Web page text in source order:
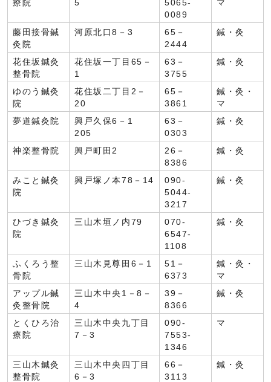
療院 5
5065-
0089
マ
藤田接骨鍼
灸院
河原北口8－3
65－
2444
鍼・灸
花住坂鍼灸
整骨院
花住坂一丁目65－
1
63－
3755
鍼・灸
ゆのう鍼灸
院
花住坂二丁目2－
20
65－
3861
鍼・灸・
マ
夢道鍼灸院
興戸久保6－1
205
63－
0303
鍼・灸
神楽整骨院 興戸町田2
26－
8386
鍼・灸
みこと鍼灸
院
興戸塚ノ本78－14
090-
5044-
3217
鍼・灸
ひづき鍼灸
院
三山木垣ノ内79
070-
6547-
1108
鍼・灸
ふくろう整
骨院
三山木見尊田6－1
51－
6373
鍼・灸・
マ
アップル鍼
灸整骨院
三山木中央1－8－
4
39－
8366
鍼・灸
とくひろ治
療院
三山木中央九丁目
7－3
090-
7553-
1346
マ
三山木鍼灸
整骨院
三山木中央四丁目
6－3
66－
3113
鍼・灸